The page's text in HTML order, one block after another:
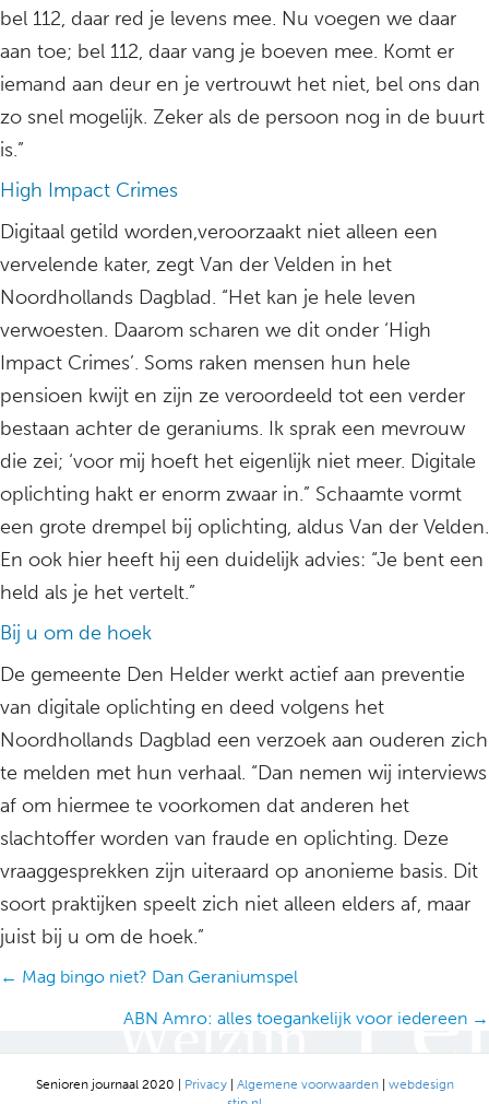
bel 112, daar red je levens mee. Nu voegen we daar
aan toe; bel 112, daar vang je boeven mee. Komt er
iemand aan deur en je vertrouwt het niet, bel ons dan
zo snel mogelijk. Zeker als de persoon nog in de buurt
is.”
High Impact Crimes
Digitaal getild worden,veroorzaakt niet alleen een
vervelende kater, zegt Van der Velden in het
Noordhollands Dagblad. “Het kan je hele leven
verwoesten. Daarom scharen we dit onder ‘High
Impact Crimes’. Soms raken mensen hun hele
pensioen kwijt en zijn ze veroordeeld tot een verder
bestaan achter de geraniums. Ik sprak een mevrouw
die zei; ‘voor mij hoeft het eigenlijk niet meer. Digitale
oplichting hakt er enorm zwaar in.” Schaamte vormt
een grote drempel bij oplichting, aldus Van der Velden.
En ook hier heeft hij een duidelijk advies: “Je bent een
held als je het vertelt.”
Bij u om de hoek
De gemeente Den Helder werkt actief aan preventie
van digitale oplichting en deed volgens het
Noordhollands Dagblad een verzoek aan ouderen zich
te melden met hun verhaal. “Dan nemen wij interviews
af om hiermee te voorkomen dat anderen het
slachtoffer worden van fraude en oplichting. Deze
vraaggesprekken zijn uiteraard op anonieme basis. Dit
soort praktijken speelt zich niet alleen elders af, maar
juist bij u om de hoek.”
Posts
← Mag bingo niet? Dan Geraniumspel
ABN Amro: alles toegankelijk voor iedereen →
Senioren journaal 2020 | Privacy| Algemene voorwaarden| webdesign